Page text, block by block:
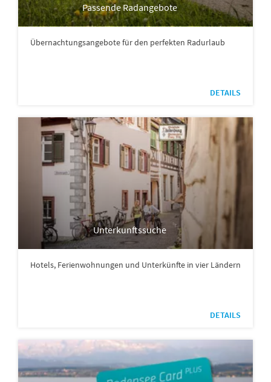
Passende Radangebote
Übernachtungsangebote für den perfekten Radurlaub
DETAILS
Unterkunftssuche
Hotels, Ferienwohnungen und Unterkünfte in vier Ländern
DETAILS